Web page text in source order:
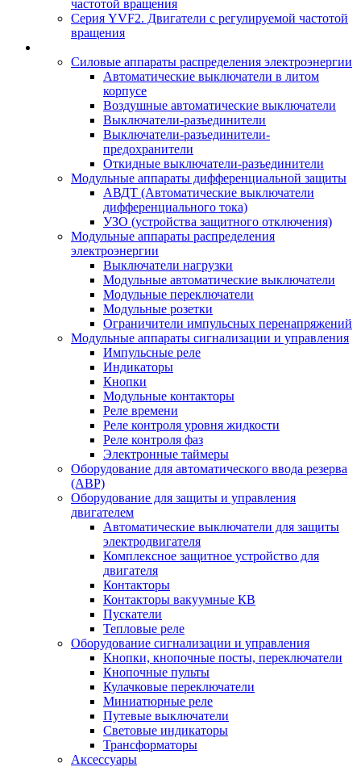
частотой вращения
Серия YVF2. Двигатели с регулируемой частотой
вращения
Силовые аппараты распределения электроэнергии
Автоматические выключатели в литом
корпусе
Воздушные автоматические выключатели
Выключатели-разъединители
Выключатели-разъединители-
предохранители
Откидные выключатели-разъединители
Модульные аппараты дифференциальной защиты
АВДТ (Автоматические выключатели
дифференциального тока)
УЗО (устройства защитного отключения)
Модульные аппараты распределения
электроэнергии
Выключатели нагрузки
Модульные автоматические выключатели
Модульные переключатели
Модульные розетки
Ограничители импульсных перенапряжений
Модульные аппараты сигнализации и управления
Импульсные реле
Индикаторы
Кнопки
Модульные контакторы
Реле времени
Реле контроля уровня жидкости
Реле контроля фаз
Электронные таймеры
Оборудование для автоматического ввода резерва
(АВР)
Оборудование для защиты и управления
двигателем
Автоматические выключатели для защиты
электродвигателя
Комплексное защитное устройство для
двигателя
Контакторы
Контакторы вакуумные КВ
Пускатели
Тепловые реле
Оборудование сигнализации и управления
Кнопки, кнопочные посты, переключатели
Кнопочные пульты
Кулачковые переключатели
Миниатюрные реле
Путевые выключатели
Световые индикаторы
Трансформаторы
Аксессуары